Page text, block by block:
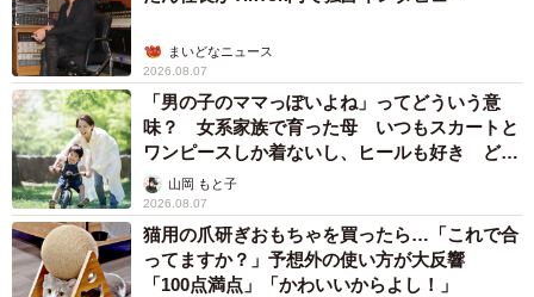
まいどなニュース
2026.08.07
「男の子のママっぽいよね」ってどういう意
味？ 女系家族で育った母 いつもスカートと
ワンピースしか着ないし、ヒールも好き どの
へんが…
山岡 もと子
2026.08.07
猫用の爪研ぎおもちゃを買ったら…「これで合
ってますか？」予想外の使い方が大反響
「100点満点」「かわいいからよし！」